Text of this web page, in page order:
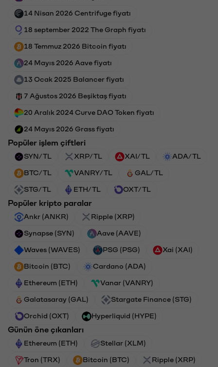
14 Nisan 2026 Centrifuge fiyatı
18 september 2022 The Graph fiyatı
18 Temmuz 2026 Bitcoin fiyatı
24 Mayıs 2026 Aave fiyatı
13 Ocak 2025 Balancer fiyatı
7 Ağustos 2026 Beşiktaş fiyatı
20 Aralık 2024 Curve DAO Token fiyatı
24 Mayıs 2026 Grass fiyatı
Popüler işlem çiftleri
SYN/TL XRP/TL XAI/TL ADA/TL
BTC/TL VANRY/TL GAL/TL
STG/TL ETH/TL OXT/TL
Popüler kripto paralar
Ankr (ANKR) Ripple (XRP)
Synapse (SYN) Aave (AAVE)
Waves (WAVES) PSG (PSG) Xai (XAI)
Bitcoin (BTC) Cardano (ADA)
Ethereum (ETH) Vanar (VANRY)
Galatasaray (GAL) Stargate Finance (STG)
Orchid (OXT) Hyperliquid (HYPE)
Günün öne çıkanları
Ethereum (ETH) Stellar (XLM)
Tron (TRX) Bitcoin (BTC) Ripple (XRP)